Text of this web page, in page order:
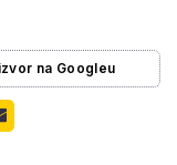
na Googleu